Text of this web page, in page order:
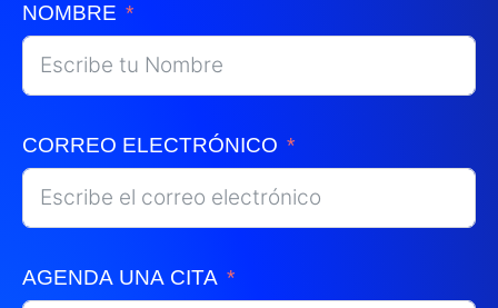
NOMBRE
CORREO ELECTRÓNICO
AGENDA UNA CITA